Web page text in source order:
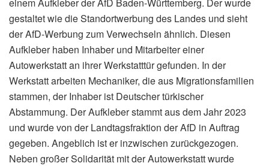
gestaltet wie die Standortwerbung des Landes und sieht
der AfD-Werbung zum Verwechseln ähnlich. Diesen
Aufkleber haben Inhaber und Mitarbeiter einer
Autowerkstatt an ihrer Werkstatttür gefunden. In der
Werkstatt arbeiten Mechaniker, die aus Migrationsfamilien
stammen, der Inhaber ist Deutscher türkischer
Abstammung. Der Aufkleber stammt aus dem Jahr 2023
und wurde von der Landtagsfraktion der AfD in Auftrag
gegeben. Angeblich ist er inzwischen zurückgezogen.
Neben großer Solidarität mit der Autowerkstatt wurde